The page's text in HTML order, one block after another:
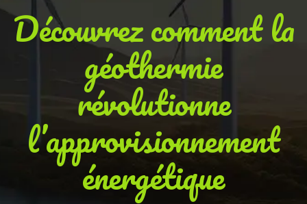
Découvrez comment la
géothermie
révolutionne
l’approvisionnement
énergétique